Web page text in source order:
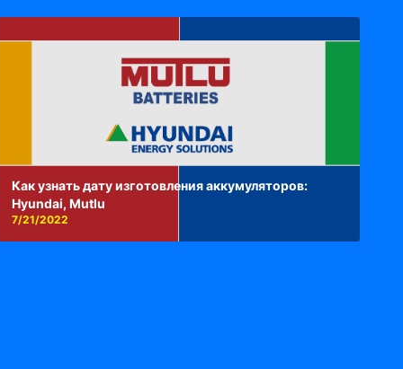
Как узнать дату изготовления аккумуляторов:
Hyundai, Mutlu
7/21/2022